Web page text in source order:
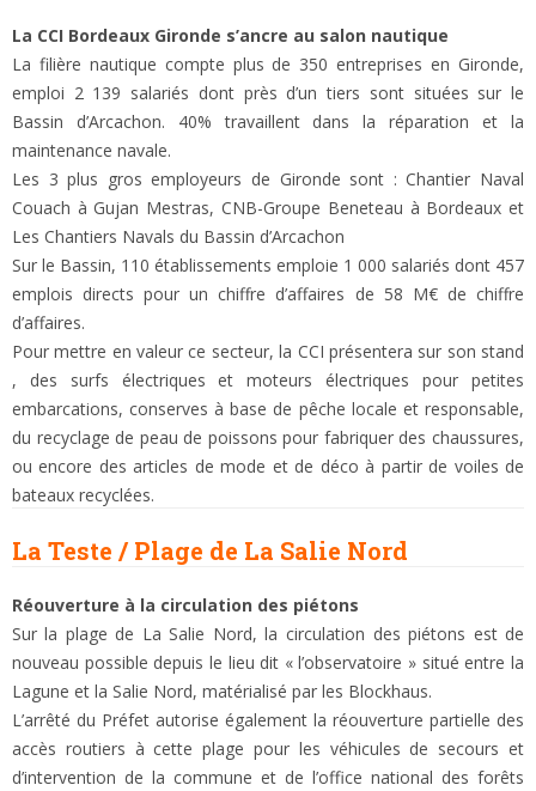
La CCI Bordeaux Gironde s’ancre au salon nautique
La filière nautique compte plus de 350 entreprises en Gironde,
emploi 2 139 salariés dont près d’un tiers sont situées sur le
Bassin d’Arcachon. 40% travaillent dans la réparation et la
maintenance navale.
Les 3 plus gros employeurs de Gironde sont : Chantier Naval
Couach à Gujan Mestras, CNB-Groupe Beneteau à Bordeaux et
Les Chantiers Navals du Bassin d’Arcachon
Sur le Bassin, 110 établissements emploie 1 000 salariés dont 457
emplois directs pour un chiffre d’affaires de 58 M€ de chiffre
d’affaires.
Pour mettre en valeur ce secteur, la CCI présentera sur son stand
, des surfs électriques et moteurs électriques pour petites
embarcations, conserves à base de pêche locale et responsable,
du recyclage de peau de poissons pour fabriquer des chaussures,
ou encore des articles de mode et de déco à partir de voiles de
bateaux recyclées.
La Teste / Plage de La Salie Nord
Réouverture à la circulation des piétons
Sur la plage de La Salie Nord, la circulation des piétons est de
nouveau possible depuis le lieu dit « l’observatoire » situé entre la
Lagune et la Salie Nord, matérialisé par les Blockhaus.
L’arrêté du Préfet autorise également la réouverture partielle des
accès routiers à cette plage pour les véhicules de secours et
d’intervention de la commune et de l’office national des forêts